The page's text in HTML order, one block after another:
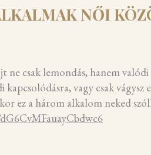
NŐI
ne csak lemondás, hanem
vagy csak
ez a három alkalom neked